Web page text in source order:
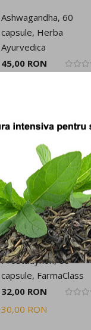
Ashwagandha, 60
capsule, Herba
Ayurvedica
45,00 RON
Prostadynon, 60
capsule, FarmaClass
32,00 RON
30,00 RON